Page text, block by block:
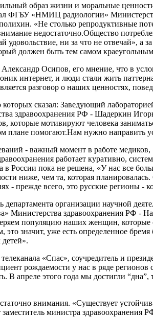
образ жизни и моральные
«НМИЦ радиологии»
«Не столько репродуктивные
недостаточно.Общество
удовольствие, ни за что не отвечай», а
должен быть тем самом
Осипов, его мнение, что в
интернет, и люди стали жить
разговор о наших ценностях,
сказал: Заведующий
здравоохранения РФ - Шадеркин
которые мотивируют человека
плане помогают.Нам нужно направить
- важный момент в работе
работает куративно,
в России пока не решена, «У нас все
ниже, чем та, которая
- прежде всего, это русские регионы -
департамента организации научной
Министерства здравоохранения РФ -
популяцию наших женщин, которые
значит, уже есть определенное
«Спас», соучредитель и
рождаемости у нас в ряде регионов
В апреле этого года мы достигли
внимания. «Существует
министра здравоохранения